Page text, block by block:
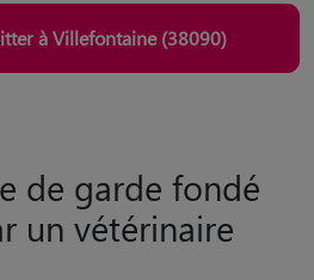
à Villefontaine (38090)
de garde fondé
un vétérinaire